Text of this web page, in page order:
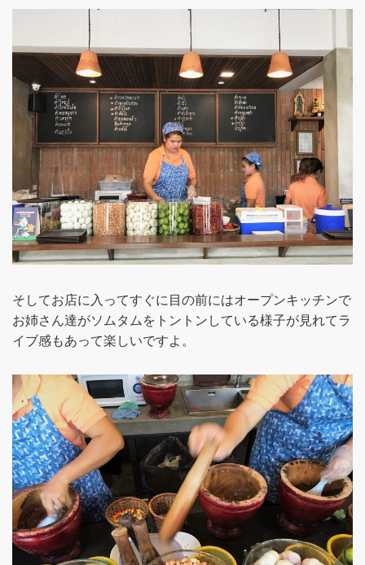
そしてお店に入ってすぐに目の前にはオープンキッチンで
お姉さん達がソムタムをトントンしている様子が見れてラ
イブ感もあって楽しいですよ。